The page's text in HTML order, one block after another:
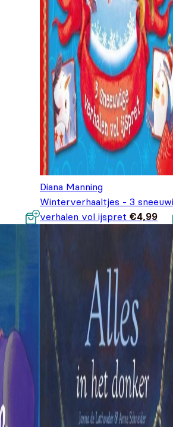
Diana Manning
Winterverhaaltjes - 3
verhalen vol ijspret €4,99